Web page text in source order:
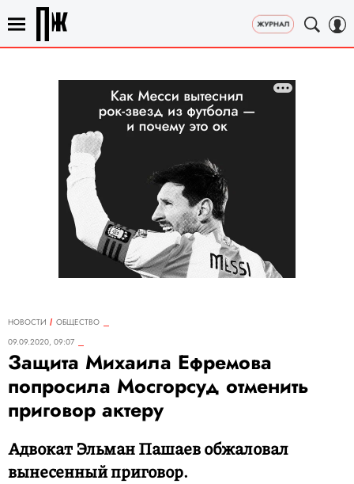
НОВОСТИ
ОБЩЕСТВО
09.09.2020, 09:07
Защита Михаила Ефремова
попросила Мосгорсуд отменить
приговор актеру
Адвокат Эльман Пашаев обжаловал
вынесенный приговор.